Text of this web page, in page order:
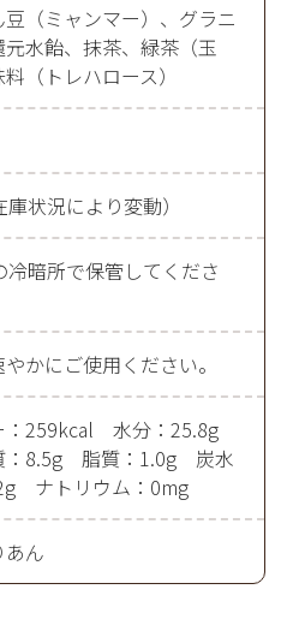
豆（ミャンマー）、グラニ
元水飴、抹茶、緑茶（玉
（トレハロース）
状況により変動）
暗所で保管してくださ
かにご使用ください。
：259kcal 水分：25.8g
：8.5g 脂質：1.0g 炭水
ナトリウム：0mg
ん